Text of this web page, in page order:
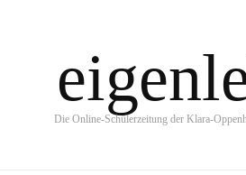
Die Online-Schülerzeitung der Klara-